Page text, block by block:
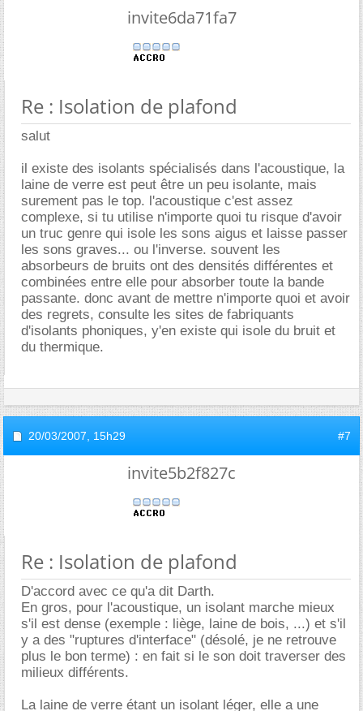
invite6da71fa7
Re : Isolation de plafond
salut
il existe des isolants spécialisés dans l'acoustique, la
laine de verre est peut être un peu isolante, mais
surement pas le top. l'acoustique c'est assez
complexe, si tu utilise n'importe quoi tu risque d'avoir
un truc genre qui isole les sons aigus et laisse passer
les sons graves... ou l'inverse. souvent les
absorbeurs de bruits ont des densités différentes et
combinées entre elle pour absorber toute la bande
passante. donc avant de mettre n'importe quoi et avoir
des regrets, consulte les sites de fabriquants
d'isolants phoniques, y'en existe qui isole du bruit et
du thermique.
20/03/2007, 15h29 #7
invite5b2f827c
Re : Isolation de plafond
D'accord avec ce qu'a dit Darth.
En gros, pour l'acoustique, un isolant marche mieux
s'il est dense (exemple : liège, laine de bois, ...) et s'il
y a des "ruptures d'interface" (désolé, je ne retrouve
plus le bon terme) : en fait si le son doit traverser des
milieux différents.
La laine de verre étant un isolant léger, elle a une